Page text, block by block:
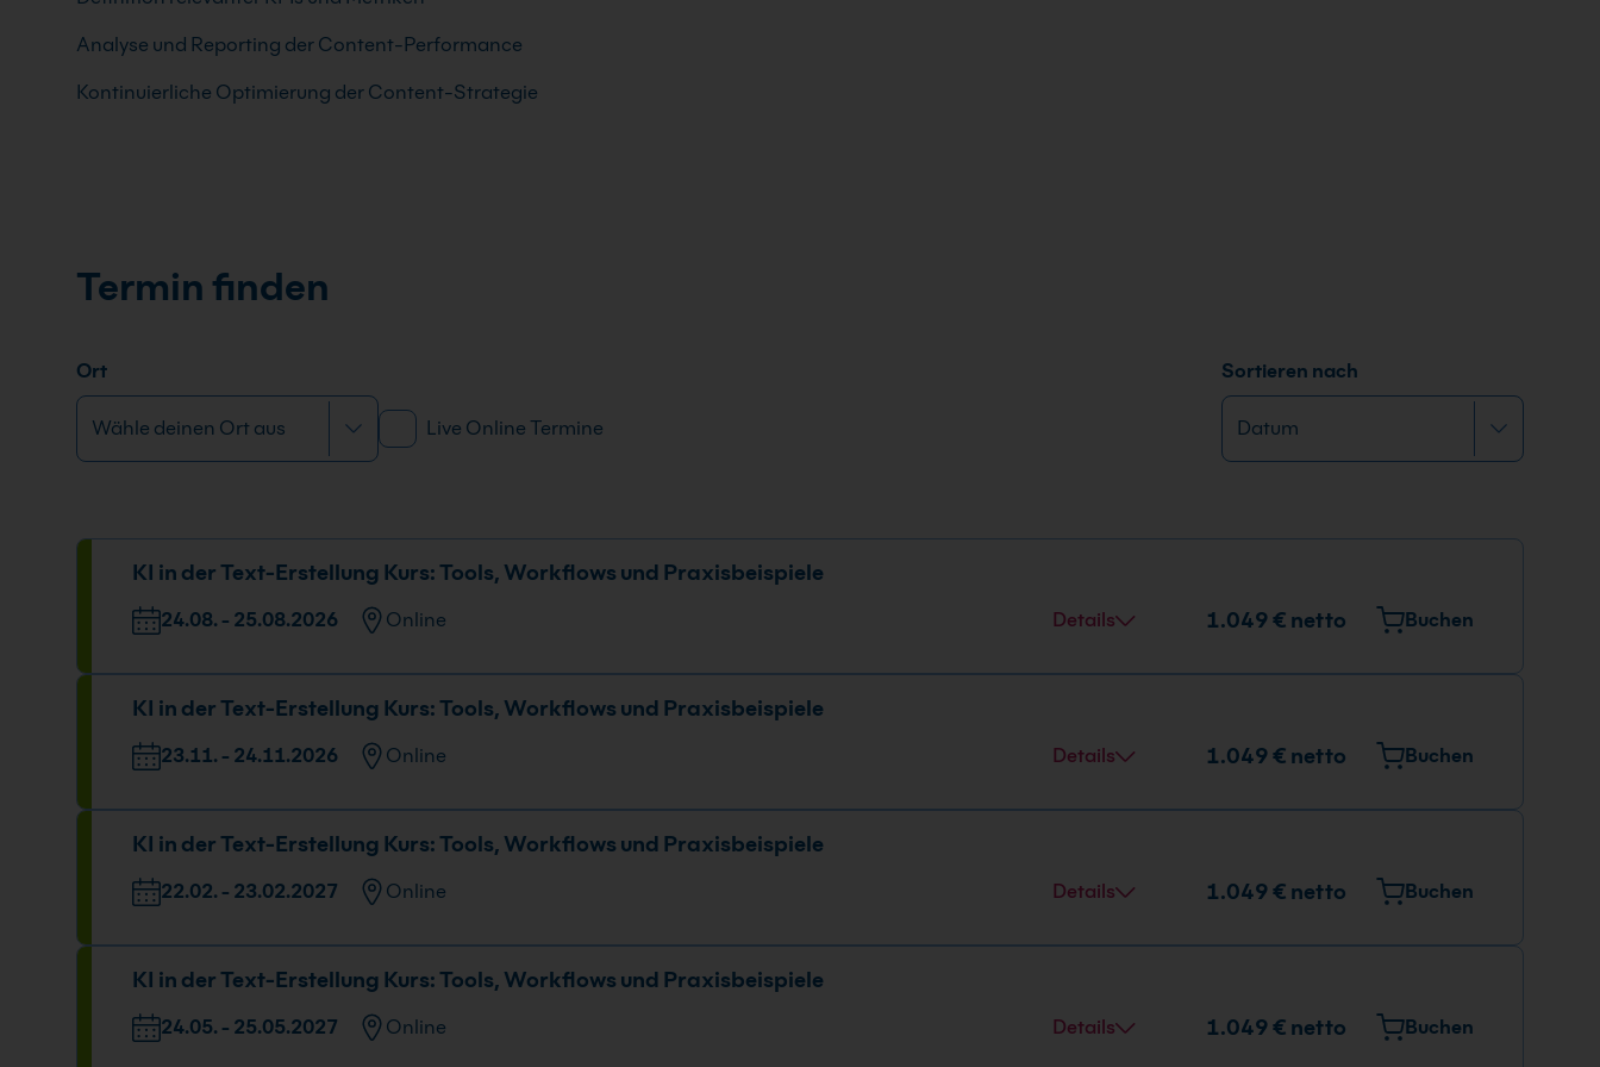
Analyse und Reporting der Content-Performance
Kontinuierliche Optimierung der Content-Strategie
Termin finden
Ort
Live Online Termine
Sortieren nach
KI in der Text-Erstellung Kurs: Tools, Workflows und Praxisbeispiele
24.08. - 25.08.2026 Online Details
Datum und Uhrzeit
24.08. - 25.08.2026
09:00 - 16:00 Uhr
1.049 € netto Buchen
KI in der Text-Erstellung Kurs: Tools, Workflows und Praxisbeispiele
23.11. - 24.11.2026 Online Details
Datum und Uhrzeit
23.11. - 24.11.2026
09:00 - 16:00 Uhr
1.049 € netto Buchen
KI in der Text-Erstellung Kurs: Tools, Workflows und Praxisbeispiele
22.02. - 23.02.2027 Online Details
Datum und Uhrzeit
22.02. - 23.02.2027
09:00 - 16:00 Uhr
1.049 € netto Buchen
KI in der Text-Erstellung Kurs: Tools, Workflows und Praxisbeispiele
24.05. - 25.05.2027 Online Details 1.049 € netto Buchen